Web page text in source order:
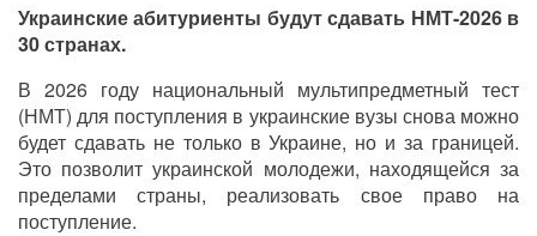
Украинские абитуриенты будут сдавать НМТ-2026 в
30 странах.
В 2026 году национальный мультипредметный тест
(НМТ) для поступления в украинские вузы снова можно
будет сдавать не только в Украине, но и за границей.
Это позволит украинской молодежи, находящейся за
пределами страны, реализовать свое право на
поступление.